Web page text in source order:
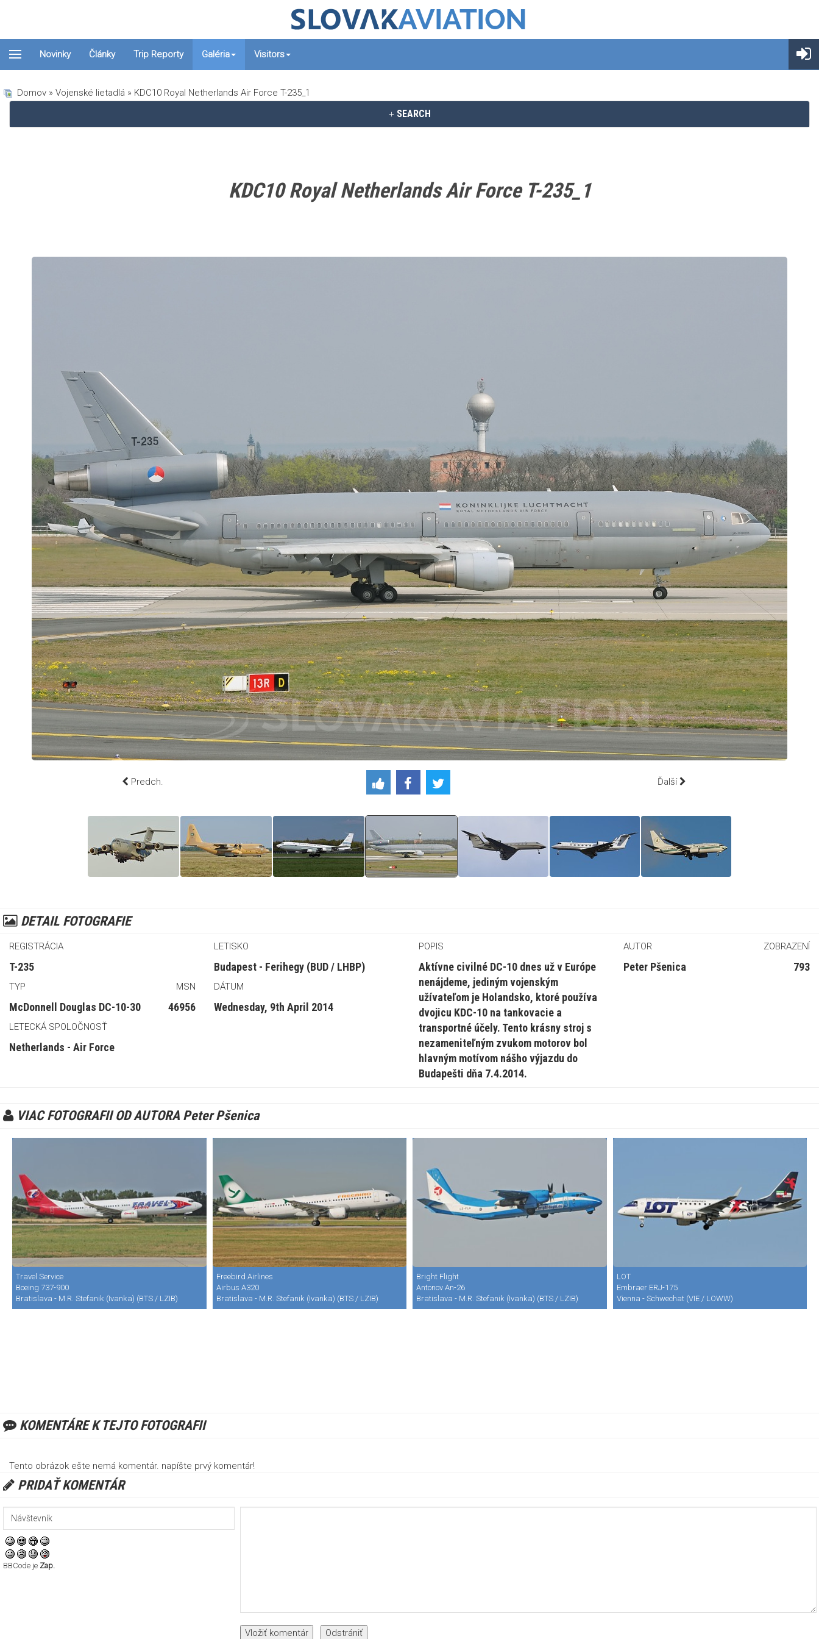
Novinky Články Trip Reporty Galéria Visitors
Domov » Vojenské lietadlá » KDC10 Royal Netherlands Air Force T-235_1
SEARCH
KDC10 Royal Netherlands Air Force T-235_1
Predch. Ďalší
DETAIL FOTOGRAFIE
REGISTRÁCIA
T-235
TYP MSN
McDonnell Douglas DC-10-30 46956
LETECKÁ SPOLOČNOSŤ
Netherlands - Air Force
LETISKO
Budapest - Ferihegy (BUD / LHBP)
DÁTUM
Wednesday, 9th April 2014
POPIS
Aktívne civilné DC-10 dnes už v Európe
nenájdeme, jediným vojenským
užívateľom je Holandsko, ktoré používa
dvojicu KDC-10 na tankovacie a
transportné účely. Tento krásny stroj s
nezameniteľným zvukom motorov bol
hlavným motívom nášho výjazdu do
Budapešti dňa 7.4.2014.
AUTOR ZOBRAZENÍ
Peter Pšenica 793
VIAC FOTOGRAFII OD AUTORA Peter Pšenica
Travel Service
Boeing 737-900
Bratislava - M.R. Stefanik (Ivanka) (BTS / LZIB)
Freebird Airlines
Airbus A320
Bratislava - M.R. Stefanik (Ivanka) (BTS / LZIB)
Bright Flight
Antonov An-26
Bratislava - M.R. Stefanik (Ivanka) (BTS / LZIB)
LOT
Embraer ERJ-175
Vienna - Schwechat (VIE / LOWW)
KOMENTÁRE K TEJTO FOTOGRAFII
Tento obrázok ešte nemá komentár. napíšte prvý komentár!
PRIDAŤ KOMENTÁR
BBCode je Zap.